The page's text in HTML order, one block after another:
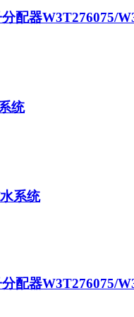
配器W3T276075/
统
系统
配器W3T276075/